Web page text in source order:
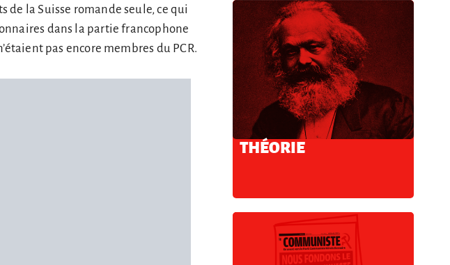
de la Suisse romande seule, ce qui
dans la partie francophone
pas encore membres du PCR.
THÉORIE